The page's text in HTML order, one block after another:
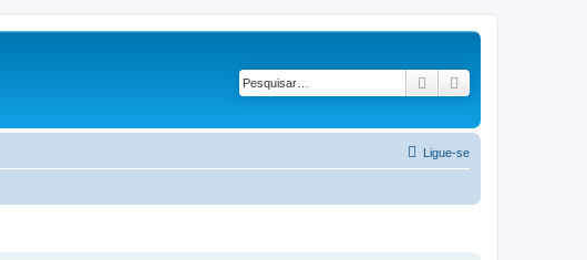
Pesquisar
Ligue-se